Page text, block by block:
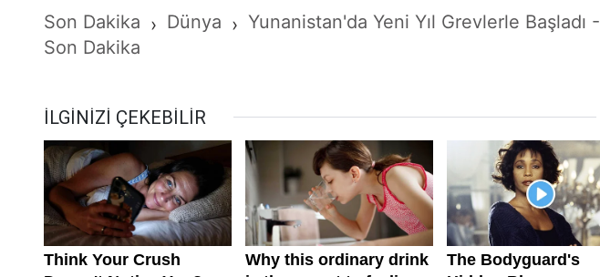
Son Dakika › Dünya › Yunanistan'da Yeni Yıl Grevlerle Başladı -
Son Dakika